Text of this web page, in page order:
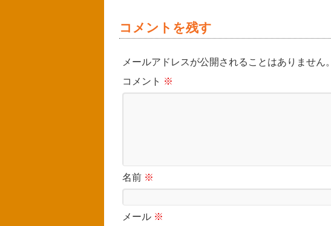
コメントを残す
メールアドレスが公開されることはありません。
コメント ※
名前 ※
メール ※